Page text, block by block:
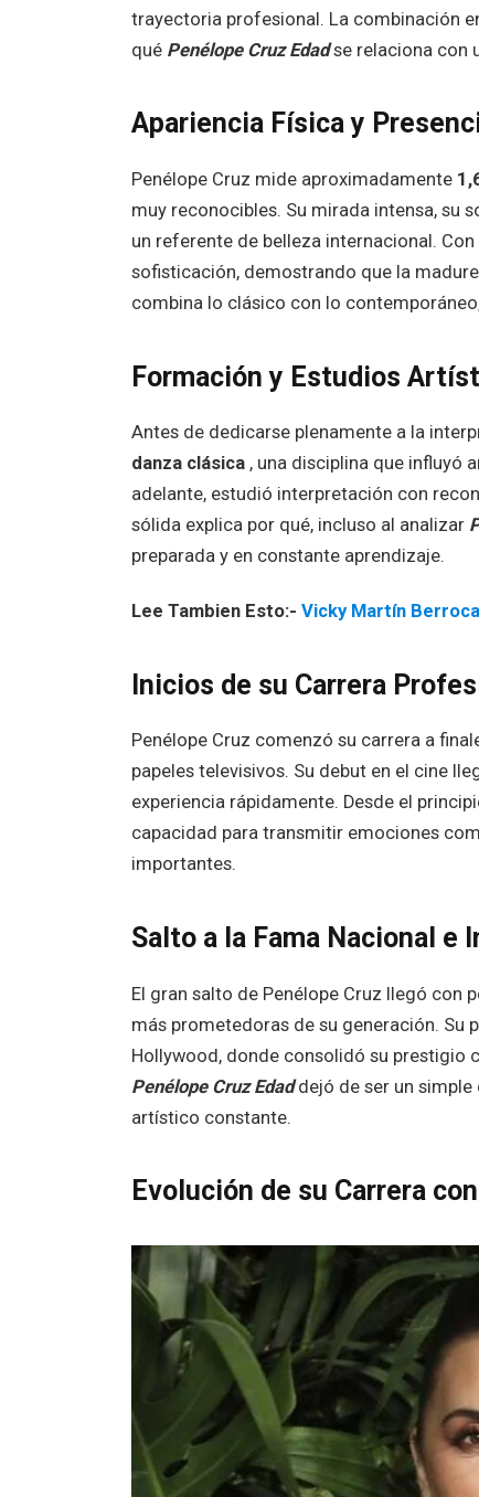
trayectoria profesional. La combinación
qué Penélope Cruz Edadse relaciona con
Apariencia Física y
Penélope Cruz mide aproximadamente
muy reconocibles. Su mirada intensa, su
un referente de belleza internacional.
sofisticación, demostrando que la
combina lo clásico con lo
Formación y Estudios
Antes de dedicarse plenamente a la
danza clásica, una disciplina que influyó
adelante, estudió interpretación con
sólida explica por qué, incluso al analizar
preparada y en constante aprendizaje.
Lee Tambien Esto:- Vicky Martín
Inicios de su Carrera
Penélope Cruz comenzó su carrera a
papeles televisivos. Su debut en el cine
experiencia rápidamente. Desde el
capacidad para transmitir emociones
importantes.
Salto a la Fama Nacional e
El gran salto de Penélope Cruz llegó con
más prometedoras de su generación. Su
Hollywood, donde consolidó su prestigio
Penélope Cruz Edaddejó de ser un simple
artístico constante.
Evolución de su Carrera